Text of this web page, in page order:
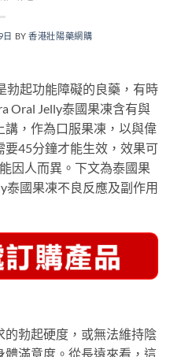
日 BY香港壯陽藥網購
勃起功能障礙的良藥，有時
Oral Jelly泰國果凍含有與
，作為口服果凍，以與偉
45分鐘才能生效，效果可
因人而異。下文為泰國果
泰國果凍不良反應及副作用
的勃起硬度，或無法維持陰
滿意度。從長遠來看，這